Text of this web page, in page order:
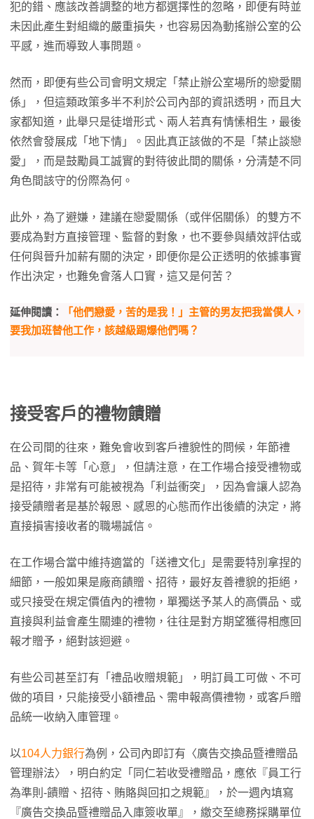
犯的錯、應該改善調整的地方都選擇性的忽略，即便有時並
未因此產生對組織的嚴重損失，也容易因為動搖辦公室的公
平感，進而導致人事問題。
然而，即便有些公司會明文規定「禁止辦公室場所的戀愛關
係」，但這類政策多半不利於公司內部的資訊透明，而且大
家都知道，此舉只是徒增形式、兩人若真有情愫相生，最後
依然會發展成「地下情」。因此真正該做的不是「禁止談戀
愛」，而是鼓勵員工誠實的對待彼此間的關係，分清楚不同
角色間該守的份際為何。
此外，為了避嫌，建議在戀愛關係（或伴侶關係）的雙方不
要成為對方直接管理、監督的對象，也不要參與績效評估或
任何與晉升加薪有關的決定，即便你是公正透明的依據事實
作出決定，也難免會落人口實，這又是何苦？
延伸閱讀：
「他們戀愛，苦的是我！」主管的男友把我當僕人，
要我加班替他工作，該越級踢爆他們嗎？
接受客戶的禮物饋贈
在公司間的往來，難免會收到客戶禮貌性的問候，年節禮
品、賀年卡等「心意」，但請注意，在工作場合接受禮物或
是招待，非常有可能被視為「利益衝突」，因為會讓人認為
接受饋贈者是基於報恩、感恩的心態而作出後續的決定，將
直接損害接收者的職場誠信。
在工作場合當中維持適當的「送禮文化」是需要特別拿捏的
細節，一般如果是廠商饋贈、招待，最好友善禮貌的拒絕，
或只接受在規定價值內的禮物，單獨送予某人的高價品、或
直接與利益會產生關連的禮物，往往是對方期望獲得相應回
報才贈予，絕對該迴避。
有些公司甚至訂有「禮品收贈規範」，明訂員工可做、不可
做的項目，只能接受小額禮品、需申報高價禮物，或客戶贈
品統一收納入庫管理。
以104人力銀行為例，公司內即訂有〈廣告交換品暨禮贈品
管理辦法〉，明白約定「同仁若收受禮贈品，應依『員工行
為準則-饋贈、招待、賄賂與回扣之規範』，於一週內填寫
『廣告交換品暨禮贈品入庫簽收單』，繳交至總務採購單位